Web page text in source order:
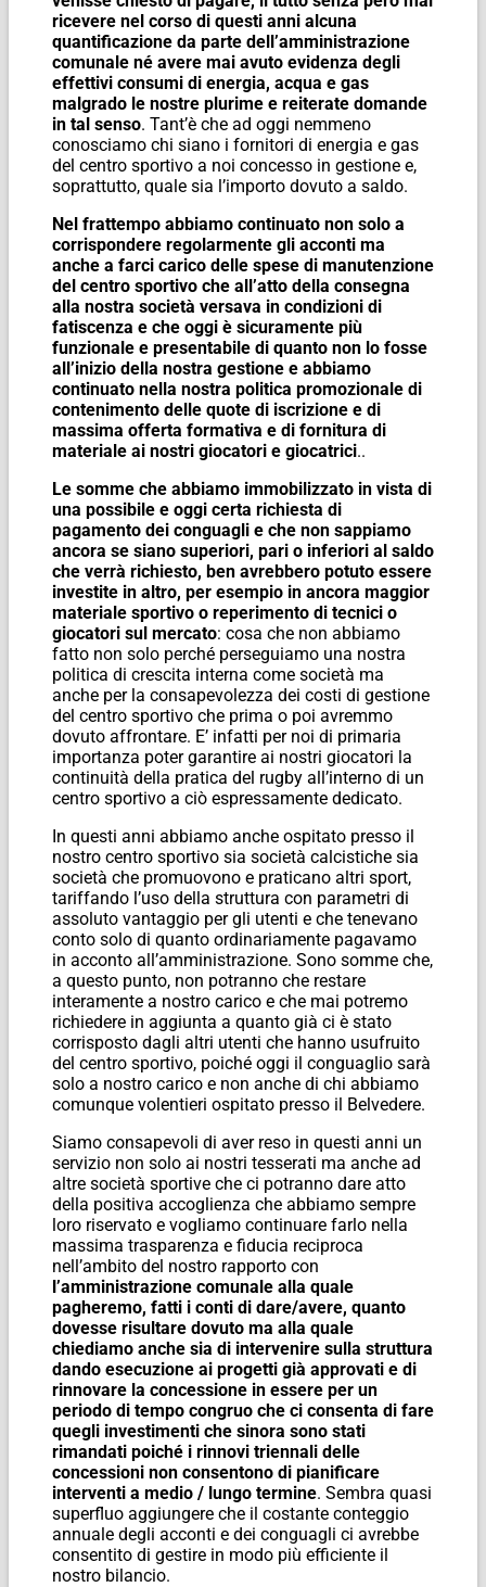
ricevere nel corso di questi anni alcuna
quantificazione da parte dell’amministrazione
comunale né avere mai avuto evidenza degli
effettivi consumi di energia, acqua e gas
malgrado le nostre plurime e reiterate domande
in tal senso. Tant’è che ad oggi nemmeno
conosciamo chi siano i fornitori di energia e gas
del centro sportivo a noi concesso in gestione e,
soprattutto, quale sia l’importo dovuto a saldo.
Nel frattempo abbiamo continuato non solo a
corrispondere regolarmente gli acconti ma
anche a farci carico delle spese di manutenzione
del centro sportivo che all’atto della consegna
alla nostra società versava in condizioni di
fatiscenza e che oggi è sicuramente più
funzionale e presentabile di quanto non lo fosse
all’inizio della nostra gestione e abbiamo
continuato nella nostra politica promozionale di
contenimento delle quote di iscrizione e di
massima offerta formativa e di fornitura di
materiale ai nostri giocatori e giocatrici..
Le somme che abbiamo immobilizzato in vista di
una possibile e oggi certa richiesta di
pagamento dei conguagli e che non sappiamo
ancora se siano superiori, pari o inferiori al saldo
che verrà richiesto, ben avrebbero potuto essere
investite in altro, per esempio in ancora maggior
materiale sportivo o reperimento di tecnici o
giocatori sul mercato: cosa che non abbiamo
fatto non solo perché perseguiamo una nostra
politica di crescita interna come società ma
anche per la consapevolezza dei costi di gestione
del centro sportivo che prima o poi avremmo
dovuto affrontare. E’ infatti per noi di primaria
importanza poter garantire ai nostri giocatori la
continuità della pratica del rugby all’interno di un
centro sportivo a ciò espressamente dedicato.
In questi anni abbiamo anche ospitato presso il
nostro centro sportivo sia società calcistiche sia
società che promuovono e praticano altri sport,
tariffando l’uso della struttura con parametri di
assoluto vantaggio per gli utenti e che tenevano
conto solo di quanto ordinariamente pagavamo
in acconto all’amministrazione. Sono somme che,
a questo punto, non potranno che restare
interamente a nostro carico e che mai potremo
richiedere in aggiunta a quanto già ci è stato
corrisposto dagli altri utenti che hanno usufruito
del centro sportivo, poiché oggi il conguaglio sarà
solo a nostro carico e non anche di chi abbiamo
comunque volentieri ospitato presso il Belvedere.
Siamo consapevoli di aver reso in questi anni un
servizio non solo ai nostri tesserati ma anche ad
altre società sportive che ci potranno dare atto
della positiva accoglienza che abbiamo sempre
loro riservato e vogliamo continuare farlo nella
massima trasparenza e fiducia reciproca
nell’ambito del nostro rapporto con
l’amministrazione comunale alla quale
pagheremo, fatti i conti di dare/avere, quanto
dovesse risultare dovuto ma alla quale
chiediamo anche sia di intervenire sulla struttura
dando esecuzione ai progetti già approvati e di
rinnovare la concessione in essere per un
periodo di tempo congruo che ci consenta di fare
quegli investimenti che sinora sono stati
rimandati poiché i rinnovi triennali delle
concessioni non consentono di pianificare
interventi a medio / lungo termine. Sembra quasi
superfluo aggiungere che il costante conteggio
annuale degli acconti e dei conguagli ci avrebbe
consentito di gestire in modo più efficiente il
nostro bilancio.